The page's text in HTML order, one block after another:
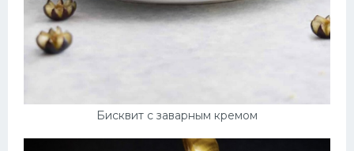
Бисквит с заварным кремом